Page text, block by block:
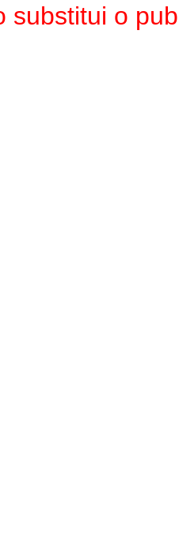
substitui o